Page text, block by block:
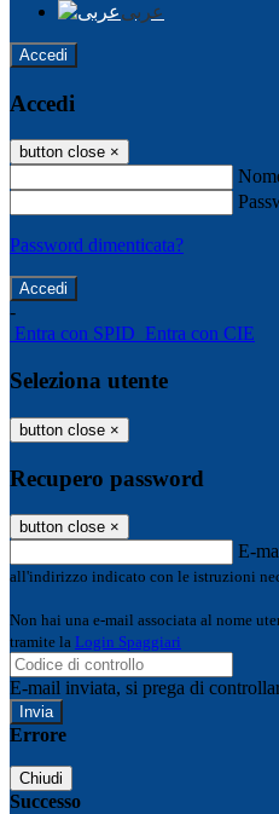
عربى
Accedi
Accedi
button close ×
Password dimenticata?
-
Entra con SPID Entra con CIE
Seleziona utente
button close ×
Recupero password
button close ×
E-
all'indirizzo indicato con le istruzioni
Non hai una e-mail associata al nome
tramite la Login Spaggiari
E-mail inviata, si prega di
Errore
Chiudi
Successo